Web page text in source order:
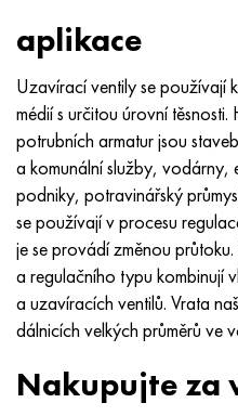
aplikace
Uzavírací ventily se používají
médií s určitou úrovní
potrubních armatur jsou
a komunální služby, vodárny,
podniky, potravinářský
se používají v procesu
je se provádí změnou
a regulačního typu kombinují
a uzavíracích ventilů. Vrata
dálnicích velkých průměrů ve
Nakupujte za
Nimonic 80a
Nimonic 90
Nimonic 263
Haynes 25
Haynes 188
Haynes 230
Termobimetaly
Přesná trubka
N65M, EP982
H70MFV
Slitina 926 - 1,4529
AM-350 – AM-5548
AM-355 – AM-5547
Custom 450® - uns S45000
Řecký Ascoloy 418
Potrubí odolné proti korozi
40Х9С2
45Х14Н14В2М
50X14MF
65X13
90X18MF
95 x 18
35hgsa, 35hgsa
ac35g2, 36smnpb14, 1.0765
38x2n2ma, 34CrNiMo6,
40hn2ma, 34CrNiMo4,
38 hodin, 37 hodin
38XA, 37Cr4, AISI 5135